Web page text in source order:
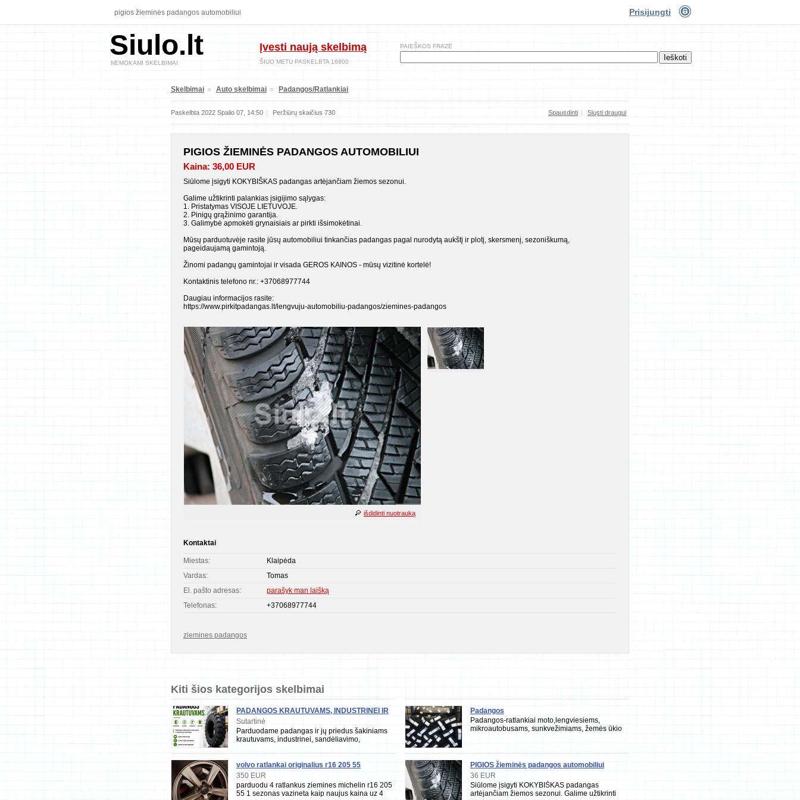
pigios žieminės padangos automobiliui Prisijungti
Siulo.lt
NEMOKAMI SKELBIMAI
Įvesti naują skelbimą
ŠIUO METU PASKELBTA 16800
PAIEŠKOS FRAZĖ
Skelbimai » Auto skelbimai » Padangos/Ratlankiai
Paskelbta 2022 Spalio 07, 14:50 | Peržiūrų skaičius 730 Spausdinti | Siųsti draugui
PIGIOS ŽIEMINĖS PADANGOS AUTOMOBILIUI
Kaina: 36,00 EUR
Siūlome įsigyti KOKYBIŠKAS padangas artėjančiam žiemos sezonui.
Galime užtikrinti palankias įsigijimo sąlygas:
1. Pristatymas VISOJE LIETUVOJE.
2. Pinigų grąžinimo garantija.
3. Galimybė apmokėti grynaisiais ar pirkti išsimokėtinai.
Mūsų parduotuvėje rasite jūsų automobiliui tinkančias padangas pagal nurodytą aukštį ir plotį, skersmenį, sezoniškumą,
pageidaujamą gamintoją.
Žinomi padangų gamintojai ir visada GEROS KAINOS - mūsų vizitinė kortelė!
Kontaktinis telefono nr.: +37068977744
Daugiau informacijos rasite:
https://www.pirkitpadangas.lt/lengvuju-automobiliu-padangos/ziemines-padangos
išdidinti nuotrauką
Kontaktai
Miestas:
Klaipėda
Vardas:
Tomas
El. pašto adresas:
parašyk man laišką
Telefonas:
+37068977744
ziemines padangos
Kiti šios kategorijos skelbimai
PADANGOS KRAUTUVAMS, INDUSTRINEI IR
ŽEMĖS ŪKIO TECHNIKAI
Sutartinė
Parduodame padangas ir jų priedus šakiniams
krautuvams, industrinei, sandėliavimo,
Pneumatines
volvo ratlankai originalius r16 205 55
350 EUR
parduodu 4 ratlankus ziemines michelin r16 205
55 1 sezonas vazineta kaip naujus kaina uz 4
Padangos
Padangos-ratlankiai moto,lengviesiems,
mikroautobusams, sunkvežimiams, žemės ūkio
PIGIOS žieminės padangos automobiliui
36 EUR
Siūlome įsigyti KOKYBIŠKAS padangas
artėjančiam žiemos sezonui. Galime užtikrinti